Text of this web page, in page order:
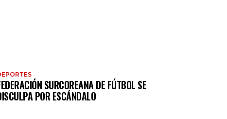
SURCOREANA DE FÚTBOL SE
POR ESCÁNDALO